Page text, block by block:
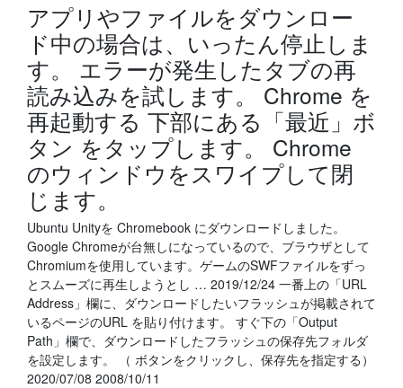
アプリやファイルをダウンロー
ド中の場合は、いったん停止しま
す。 エラーが発生したタブの再
読み込みを試します。 Chrome を
再起動する 下部にある「最近」ボ
タン をタップします。 Chrome
のウィンドウをスワイプして閉
じます。
Ubuntu Unityを Chromebook にダウンロードしました。
Google Chromeが台無しになっているので、ブラウザとして
Chromiumを使用しています。ゲームのSWFファイルをずっ
とスムーズに再生しようとし … 2019/12/24 一番上の「URL
Address」欄に、ダウンロードしたいフラッシュが掲載されて
いるページのURL を貼り付けます。 すぐ下の「Output
Path」欄で、ダウンロードしたフラッシュの保存先フォルダ
を設定します。 （ ボタンをクリックし、保存先を指定する）
2020/07/08 2008/10/11